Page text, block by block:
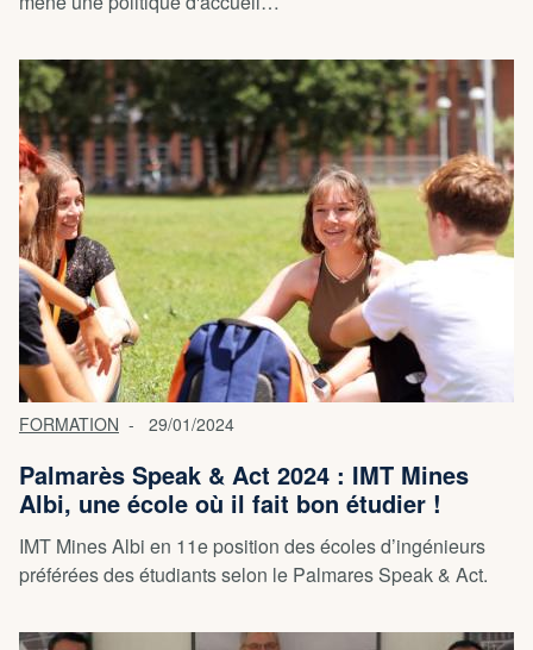
FORMATION 29/01/2024
Palmarès Speak & Act 2024 : IMT Mines
Albi, une école où il fait bon étudier !
IMT Mines Albi en 11e position des écoles d’ingénieurs
préférées des étudiants selon le Palmares Speak & Act.